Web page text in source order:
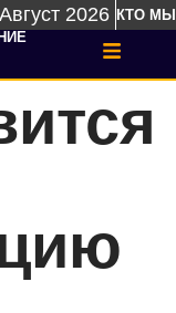
2026 КТО МЫ